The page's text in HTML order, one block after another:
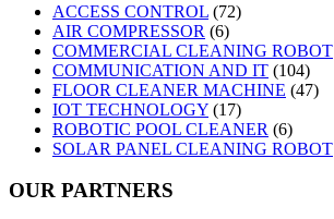
ACCESS CONTROL (72)
AIR COMPRESSOR (6)
COMMERCIAL CLEANING ROBOT
COMMUNICATION AND IT (104)
FLOOR CLEANER MACHINE (47)
IOT TECHNOLOGY (17)
ROBOTIC POOL CLEANER (6)
SOLAR PANEL CLEANING ROBOT
OUR PARTNERS